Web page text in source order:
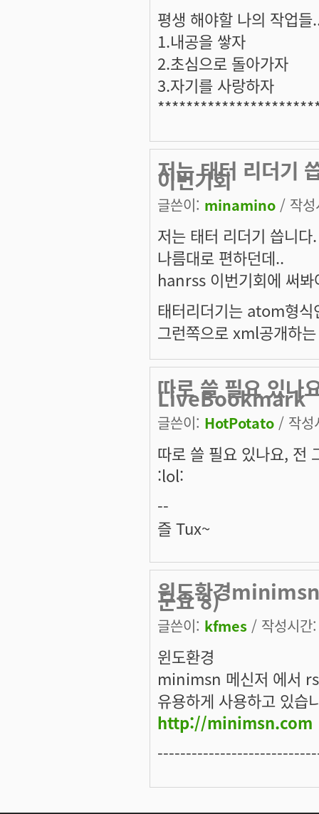
평생 해야할 나의 작업들
1.내공을 쌓자
2.초심으로 돌아가자
3.자기를 사랑하자
저는 태터 리더기
이번기회
글쓴이: minamino / 작
저는 태터 리더기 씁니다.
나름대로 편하던데..
hanrss 이번기회에 써봐
태터리더기는 atom형식
그런쪽으로 xml공개하
따로 쓸 필요 있
LiveBookmark
글쓴이: HotPotato / 작
따로 쓸 필요 있나요,
:lol:
--
즐 Tux~
윈도환경minimsn
군요 8)
글쓴이: kfmes / 작성시
윈도환경
minimsn 메신저 에서
유용하게 사용하고 있습
http://minimsn.com